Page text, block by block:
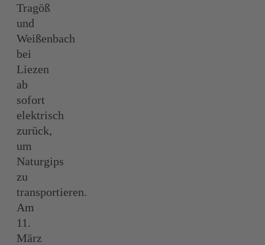
Tragöß
und
Weißenbach
bei
Liezen
ab
sofort
elektrisch
zurück,
um
Naturgips
zu
transportieren.
Am
11.
März